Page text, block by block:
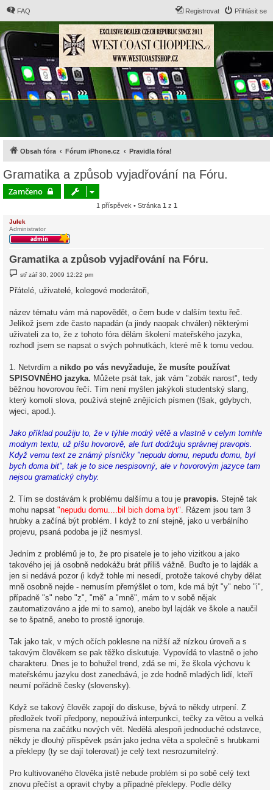
FAQ Přihlásit se
Registrovat
Obsah fóra Fórum iPhone.cz Pravidla fóra!
Gramatika a způsob vyjadřování na Fóru.
Zamčeno
1 příspěvek • Stránka 1 z 1
Julek
Administrator
Gramatika a způsob vyjadřování na Fóru.
í
s
v
e
k
stř zář 30, 2009 12:22 pm
Přátelé, uživatelé, kolegové moderátoři,
název tématu vám má napovědět, o čem bude v dalším textu řeč.
Jelikož jsem zde často napadán (a jindy naopak chválen) některými
uživateli za to, že z tohoto fóra dělám školení mateřského jazyka,
rozhodl jsem se napsat o svých pohnutkách, které mě k tomu vedou.
1. Netvrdím a nikdo po vás nevyžaduje, že musíte používat
SPISOVNÉHO jazyka. Můžete psát tak, jak vám "zobák narost", tedy
běžnou hovorovou řečí. Tím není myšlen jakýkoli studentský slang,
který komolí slova, používá stejně znějících písmen (fšak, gdybych,
wjeci, apod.).
Jako příklad použiju to, že v týhle modrý větě a vlastně v celym tomhle
modrym textu, už píšu hovorově, ale furt dodržuju správnej pravopis.
Když vemu text ze známý písničky "nepudu domu, nepudu domu, byl
bych doma bit", tak je to sice nespisovný, ale v hovorovým jazyce tam
nejsou gramatický chyby.
2. Tím se dostávám k problému dalšímu a tou je pravopis. Stejně tak
mohu napsat "nepudu domu....bil bich doma byt". Rázem jsou tam 3
hrubky a začíná být problém. I když to zní stejně, jako u verbálního
projevu, psaná podoba je již nesmysl.
Jedním z problémů je to, že pro pisatele je to jeho vizitkou a jako
takového jej já osobně nedokážu brát příliš vážně. Buďto je to lajdák a
jen si nedává pozor (i když tohle mi nesedí, protože takové chyby dělat
mně osobně nejde - nemusím přemýšlet o tom, kde má být "y" nebo "i",
případně "s" nebo "z", "mě" a "mně", mám to v sobě nějak
zautomatizováno a jde mi to samo), anebo byl lajdák ve škole a naučil
se to špatně, anebo to prostě ignoruje.
Tak jako tak, v mých očích poklesne na nižší až nízkou úroveň a s
takovým člověkem se pak těžko diskutuje. Vypovídá to vlastně o jeho
charakteru. Dnes je to bohužel trend, zdá se mi, že škola výchovu k
mateřskému jazyku dost zanedbává, je zde hodně mladých lidí, kteří
neumí pořádně česky (slovensky).
Když se takový člověk zapojí do diskuse, bývá to někdy utrpení. Z
předložek tvoří předpony, nepoužívá interpunkci, tečky za větou a velká
písmena na začátku nových vět. Nedělá alespoň jednoduché odstavce,
někdy je dlouhý příspěvek psán jako jedna věta a společně s hrubkami
a překlepy (ty se dají tolerovat) je celý text nesrozumitelný.
Pro kultivovaného člověka jistě nebude problém si po sobě celý text
znovu přečíst a opravit chyby a případné překlepy. Podle délky